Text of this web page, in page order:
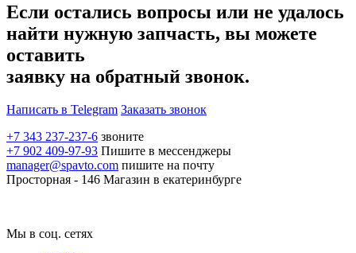
Если остались вопросы или не удалось
найти нужную запчасть, вы можете
оставить
заявку на обратный звонок.
Написать в Telegram Заказать звонок
+7 343 237-237-6 звоните
+7 902 409-97-93 Пишите в мессенджеры
manager@spavto.com пишите на почту
Просторная - 146 Магазин в екатеринбурге
Мы в соц. сетях